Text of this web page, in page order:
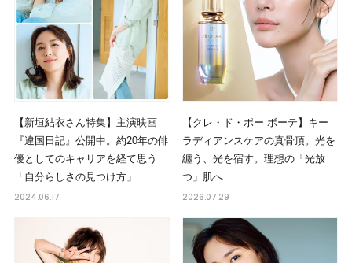
【新垣結衣さん特集】主演映画
『違国日記』公開中。約20年の俳
優としてのキャリアを経て思う
「自分らしさの見つけ方」
2024.06.17
【クレ・ド・ポー ボーテ】キー
ラディアンスケアの真骨頂。光を
纏う、光を宿す。理想の「光放
つ」肌へ
2026.07.29